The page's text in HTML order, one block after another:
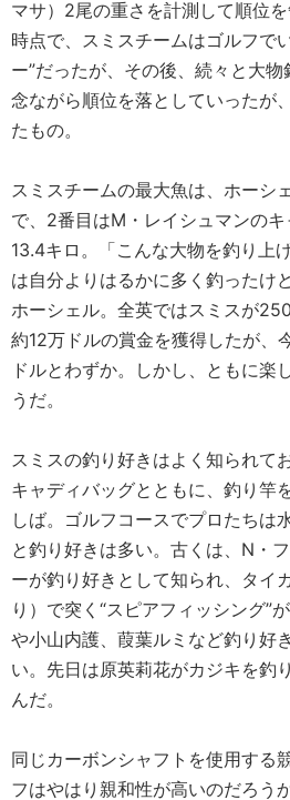
マサ）2尾の重さを計測して順位
時点で、スミスチームはゴルフで
ー”だったが、その後、続々と大
念ながら順位を落としていったが
たもの。
スミスチームの最大魚は、ホーシ
で、2番目はM・レイシュマンの
13.4キロ。「こんな大物を釣り上
は自分よりはるかに多く釣ったけ
ホーシェル。全英ではスミスが
約12万ドルの賞金を獲得したが、
ドルとわずか。しかし、ともに楽
うだ。
スミスの釣り好きはよく知られて
キャディバッグとともに、釣り竿
しば。ゴルフコースでプロたちは
と釣り好きは多い。古くは、N・
ーが釣り好きとして知られ、タイ
り）で突く“スピアフィッシング”
や小山内護、葭葉ルミなど釣り好
い。先日は原英莉花がカジキを釣
んだ。
同じカーボンシャフトを使用する
フはやはり親和性が高いのだろうか